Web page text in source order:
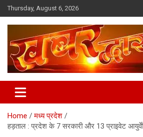
Skip
to
content
Thursday, August 6, 2026
Khabar Dwar
Home
मध्य प्रदेश
हड़ताल : प्रदेश के 7 सरकारी और 13 प्राइवेट